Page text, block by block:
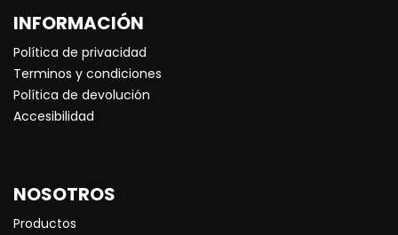
INFORMACIÓN
Política de privacidad
Terminos y condiciones
Política de devolución
Accesibilidad
NOSOTROS
Productos